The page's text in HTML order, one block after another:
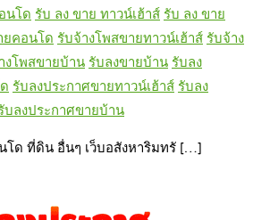
นโด รับ ลง ขาย ทาวน์เฮ้าส์ รับ ลง ขาย
ยคอนโด รับจ้างโพสขายทาวน์เฮ้าส์ รับจ้าง
งโพสขายบ้าน รับลงขายบ้าน รับลง
รับลงประกาศขายทาวน์เฮ้าส์ รับลง
บลงประกาศขายบ้าน
โด ที่ดิน อื่นๆ เว็บอสังหาริมทรั […]